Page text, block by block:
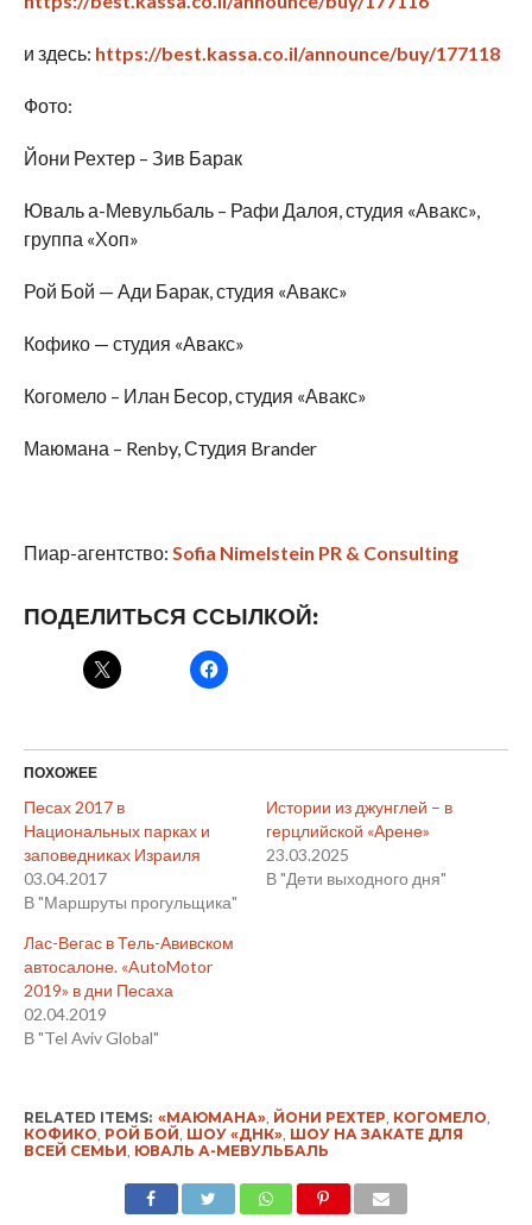
и здесь: https://best.kassa.co.il/announce/buy/177118
Фото:
Йони Рехтер – Зив Барак
Юваль а-Мевульбаль – Рафи Далоя, студия «Авакс»,
группа «Хоп»
Рой Бой — Ади Барак, студия «Авакс»
Кофико — студия «Авакс»
Когомело – Илан Бесор, студия «Авакс»
Маюмана – Renby, Студия Brander
Пиар-агентство: Sofia Nimelstein PR & Consulting
ПОДЕЛИТЬСЯ ССЫЛКОЙ:
ПОХОЖЕЕ
Песах 2017 в
Национальных парках и
заповедниках Израиля
03.04.2017
В "Маршруты прогульщика"
Истории из джунглей – в
герцлийской «Арене»
23.03.2025
В "Дети выходного дня"
Лас-Вегас в Тель-Авивском
автосалоне. «AutoMotor
2019» в дни Песаха
02.04.2019
В "Tel Aviv Global"
RELATED ITEMS: «МАЮМАНА», ЙОНИ РЕХТЕР, КОГОМЕЛО,
КОФИКО, РОЙ БОЙ, ШОУ «ДНК», ШОУ НА ЗАКАТЕ ДЛЯ
ВСЕЙ СЕМЬИ, ЮВАЛЬ А-МЕВУЛЬБАЛЬ